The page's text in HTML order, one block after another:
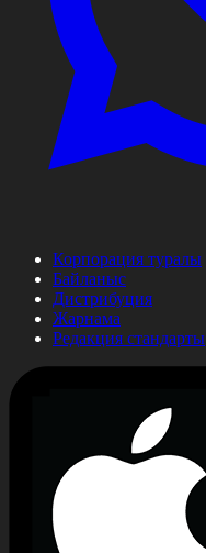
Корпорация туралы
Байланыс
Дистрибуция
Жарнама
Редакция стандарты